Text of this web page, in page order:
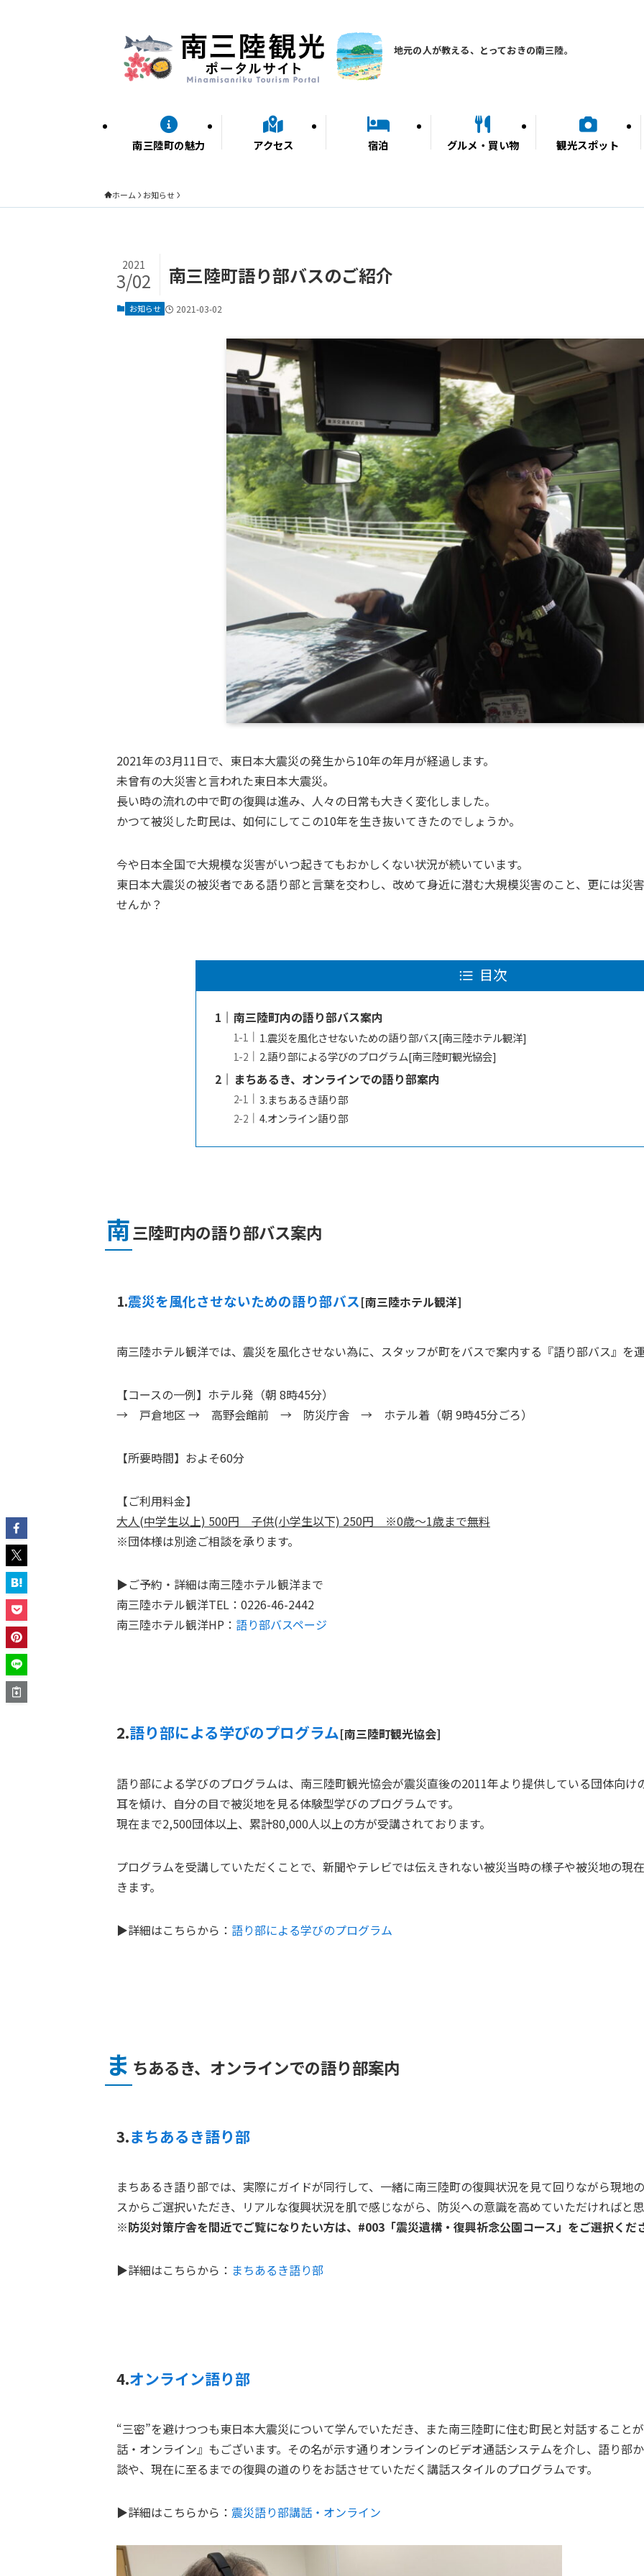
地元の人が教える、とっておきの南三陸。
南三陸町の魅力 アクセス 宿泊 グルメ・買い物 観光スポット
ホーム お知らせ
南三陸町語り部バスのご紹介
2021
3/02
お知らせ 2021-03-02
2021年の3月11日で、東日本大震災の発生から10年の年月が経過します。
未曾有の大災害と言われた東日本大震災。
長い時の流れの中で町の復興は進み、人々の日常も大きく変化しました。
かつて被災した町民は、如何にしてこの10年を生き抜いてきたのでしょうか。
今や日本全国で大規模な災害がいつ起きてもおかしくない状況が続いています。
東日本大震災の被災者である語り部と言葉を交わし、改めて身近に潜む大規模災害のこと、更には災
せんか？
目次
南三陸町内の語り部バス案内
1.震災を風化させないための語り部バス[南三陸ホテル観洋]
2.語り部による学びのプログラム[南三陸町観光協会]
まちあるき、オンラインでの語り部案内
3.まちあるき語り部
4.オンライン語り部
南三陸町内の語り部バス案内
1.震災を風化させないための語り部バス[南三陸ホテル観洋]
南三陸ホテル観洋では、震災を風化させない為に、スタッフが町をバスで案内する『語り部バス』を運
【コースの一例】ホテル発（朝 8時45分）
→ 戸倉地区 → 高野会館前 → 防災庁舎 → ホテル着（朝 9時45分ごろ）
【所要時間】およそ60分
【ご利用料金】
大人(中学生以上) 500円 子供(小学生以下) 250円 ※0歳～1歳まで無料
※団体様は別途ご相談を承ります。
▶ご予約・詳細は南三陸ホテル観洋まで
南三陸ホテル観洋TEL：0226-46-2442
南三陸ホテル観洋HP： 語り部バスページ
2.語り部による学びのプログラム[南三陸町観光協会]
語り部による学びのプログラムは、南三陸町観光協会が震災直後の2011年より提供している団体向け
耳を傾け、自分の目で被災地を見る体験型学びのプログラムです。
現在まで2,500団体以上、累計80,000人以上の方が受講されております。
プログラムを受講していただくことで、 新聞やテレビでは伝えきれない被災当時の様子や被災地の現
きます。
▶詳細はこちらから： 語り部による学びのプログラム
ま ちあるき、オンラインでの語り部案内
3.まちあるき語り部
まちあるき語り部では、実際にガイドが同行して、一緒に南三陸町の復興状況を見て回りながら現地
スからご選択いただき、リアルな復興状況を肌で感じながら、防災への意識を高めていただければと思
※防災対策庁舎を間近でご覧になりたい方は、 #003「震災遺構・復興祈念公園コース」をご選択くだ
▶詳細はこちらから： まちあるき語り部
4.オンライン語り部
“三密”を避けつつも東日本大震災について学んでいただき、また南三陸町に住む町民と対話すること
話・オンライン』もございます。その名が示す通りオンラインのビデオ通話システムを介し、語り部
談や、現在に至るまでの復興の道のりをお話させていただく講話スタイルのプログラムです。
▶詳細はこちらから： 震災語り部講話・オンライン